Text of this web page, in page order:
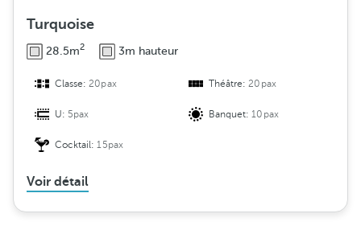
Turquoise
28.5m2 3m hauteur
Classe:20pax Théâtre:20pax
U: 5pax Banquet:10pax
Cocktail:15pax
Voir détail